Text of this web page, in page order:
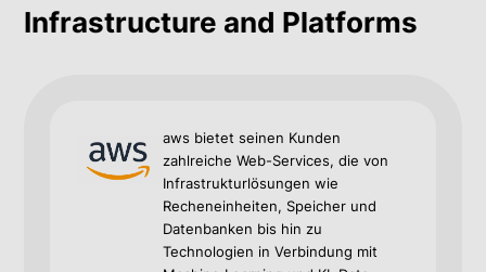
Infrastructure and Platforms
aws bietet seinen Kunden
zahlreiche Web-Services, die von
Infrastrukturlösungen wie
Recheneinheiten, Speicher und
Datenbanken bis hin zu
Technologien in Verbindung mit